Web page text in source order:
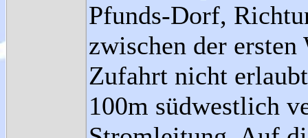
Pfunds-Dorf,
zwischen der ersten
Zufahrt nicht
100m südwestlich